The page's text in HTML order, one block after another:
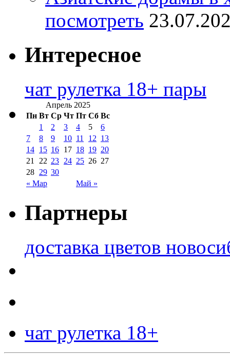
посмотреть
Интересное
чат рулетка 18+ пары
Апрель 2025
Пн Вт Ср Чт Пт Сб Вс
« Мар Май »
1 2 3 4 5
6
7
8 9 10 11 12 13
14 15 16 17 18 19 20
21
22 23 24 25 26 27
28 29 30
Партнеры
доставка цветов
чат рулетка 18+